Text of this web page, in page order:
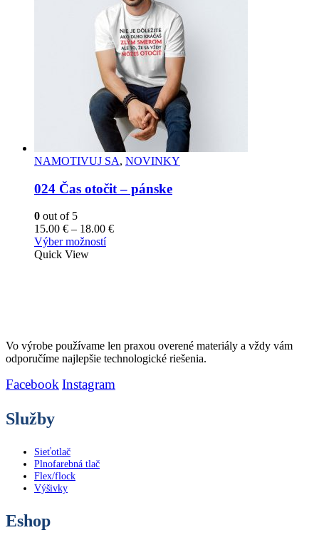
môžete
vybrať
na
stránke
produktu.
NAMOTIVUJ SA, NOVINKY
024 Čas otočit – pánske
0 out of 5
15.00 € – 18.00 €Price
Výber možnostíTento
vybrať
na
produktu.
Quick View
Vo výrobe používame len praxou overené materiály a vždy vám
odporučíme najlepšie technologické riešenia.
FacebookInstagram
Služby
Sieťotlač
Plnofarebná tlač
Flex/flock
Výšivky
Eshop